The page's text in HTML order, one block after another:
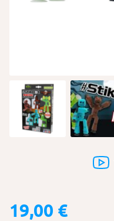
19,00 €